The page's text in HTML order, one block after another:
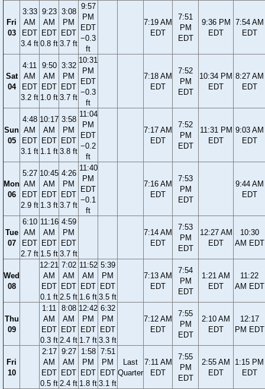
Fri
03
3:33
AM
EDT
3.4 ft
9:23
AM
EDT
0.8 ft
3:08
PM
EDT
3.7 ft
9:57
PM
EDT
−0.3
ft
7:19 AM
EDT
7:51
PM
EDT
9:36 PM
EDT
7:54 AM
EDT
Sat
04
4:11
AM
EDT
3.2 ft
9:50
AM
EDT
1.0 ft
3:32
PM
EDT
3.7 ft
10:31
PM
EDT
−0.3
ft
7:18 AM
EDT
7:52
PM
EDT
10:34 PM
EDT
8:27 AM
EDT
Sun
05
4:48
AM
EDT
3.1 ft
10:17
AM
EDT
1.1 ft
3:58
PM
EDT
3.8 ft
11:04
PM
EDT
−0.2
ft
7:17 AM
EDT
7:52
PM
EDT
11:31 PM
EDT
9:03 AM
EDT
Mon
06
5:27
AM
EDT
2.9 ft
10:45
AM
EDT
1.3 ft
4:26
PM
EDT
3.7 ft
11:40
PM
EDT
−0.1
ft
7:16 AM
EDT
7:53
PM
EDT
9:44 AM
EDT
Tue
07
6:10
AM
EDT
2.7 ft
11:16
AM
EDT
1.5 ft
4:59
PM
EDT
3.7 ft
7:14 AM
EDT
7:53
PM
EDT
12:27 AM
EDT
10:30
AM EDT
Wed
08
12:21
AM
EDT
0.1 ft
7:02
AM
EDT
2.5 ft
11:52
AM
EDT
1.6 ft
5:39
PM
EDT
3.5 ft
7:13 AM
EDT
7:54
PM
EDT
1:21 AM
EDT
11:22
AM EDT
Thu
09
1:11
AM
EDT
0.3 ft
8:08
AM
EDT
2.4 ft
12:42
PM
EDT
1.7 ft
6:32
PM
EDT
3.3 ft
7:12 AM
EDT
7:55
PM
EDT
2:10 AM
EDT
12:17
PM EDT
Fri
10
2:17
AM
EDT
0.5 ft
9:27
AM
EDT
2.4 ft
1:58
PM
EDT
1.8 ft
7:51
PM
EDT
3.1 ft
Last
Quarter
7:11 AM
EDT
7:55
PM
EDT
2:55 AM
EDT
1:15 PM
EDT